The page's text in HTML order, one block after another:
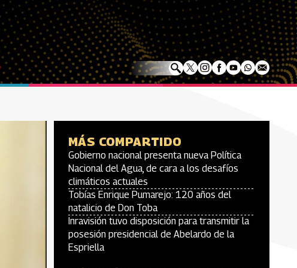
MÁS COMPARTIDO
Gobierno nacional presenta nueva Política
Nacional del Agua, de cara a los desafíos
climáticos actuales
Tobías Enrique Pumarejo: 120 años del
natalicio de Don Toba
Inravisión tuvo disposición para transmitir la
posesión presidencial de Abelardo de la
Espriella